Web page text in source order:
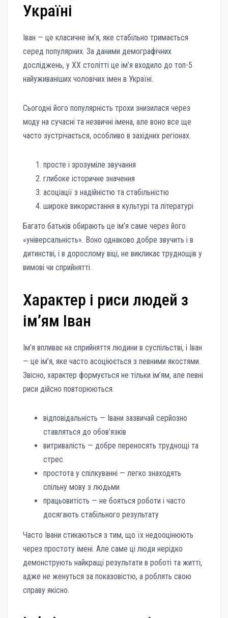
Україні
Іван — це класичне ім’я, яке стабільно тримається
серед популярних. За даними демографічних
досліджень, у XX столітті це ім’я входило до топ-5
найуживаніших чоловічих імен в Україні.
Сьогодні його популярність трохи знизилася через
моду на сучасні та незвичні імена, але воно все ще
часто зустрічається, особливо в західних регіонах.
просте і зрозуміле звучання
глибоке історичне значення
асоціації з надійністю та стабільністю
широке використання в культурі та літературі
Багато батьків обирають це ім’я саме через його
«універсальність». Воно однаково добре звучить і в
дитинстві, і в дорослому віці, не викликає труднощів у
вимові чи сприйнятті.
Характер і риси людей з
ім’ям Іван
Ім’я впливає на сприйняття людини в суспільстві, і Іван
— це ім’я, яке часто асоціюється з певними якостями.
Звісно, характер формується не тільки ім’ям, але певні
риси дійсно повторюються.
відповідальність — Івани зазвичай серйозно
ставляться до обов’язків
витривалість — добре переносять труднощі та
стрес
простота у спілкуванні — легко знаходять
спільну мову з людьми
працьовитість — не бояться роботи і часто
досягають стабільного результату
Часто Івани стикаються з тим, що їх недооцінюють
через простоту імені. Але саме ці люди нерідко
демонструють найкращі результати в роботі та житті,
адже не женуться за показовістю, а роблять свою
справу якісно.